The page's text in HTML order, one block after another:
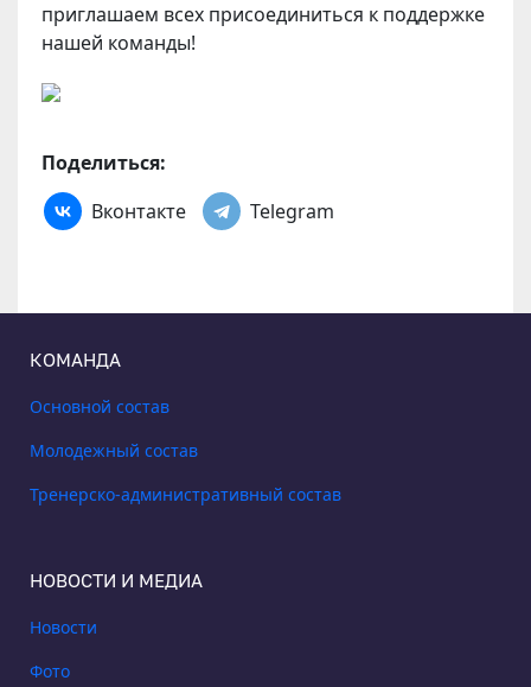
приглашаем всех присоединиться к поддержке
нашей команды!
Поделиться:
Вконтакте
Telegram
КОМАНДА
Основной состав
Молодежный состав
Тренерско-административный состав
НОВОСТИ И МЕДИА
Новости
Фото